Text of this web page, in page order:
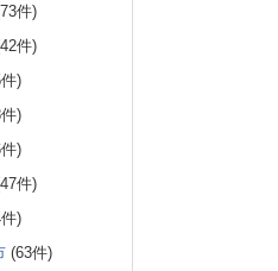
件)
件)
)
)
)
件)
)
(63件)